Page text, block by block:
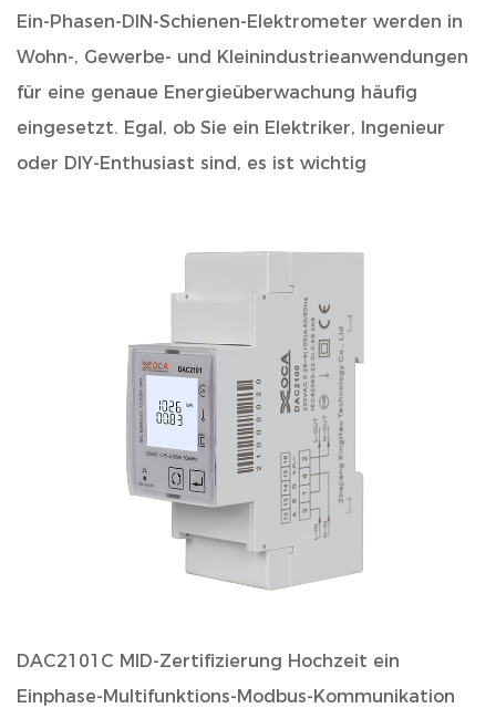
Ein-Phasen-DIN-Schienen-Elektrometer werden in
Wohn-, Gewerbe- und Kleinindustrieanwendungen
für eine genaue Energieüberwachung häufig
eingesetzt. Egal, ob Sie ein Elektriker, Ingenieur
oder DIY-Enthusiast sind, es ist wichtig
DAC2101C MID-Zertifizierung Hochzeit ein
Einphase-Multifunktions-Modbus-Kommunikation